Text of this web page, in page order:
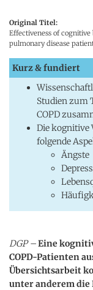
Original Titel:
Effectiveness of
pulmonary disease
Kurz & fundiert
Studien zum
COPD
Die kognitive
folgende
Ängste
DGP –Eine
COPD-Patienten
Übersichtsarbeit
unter anderem